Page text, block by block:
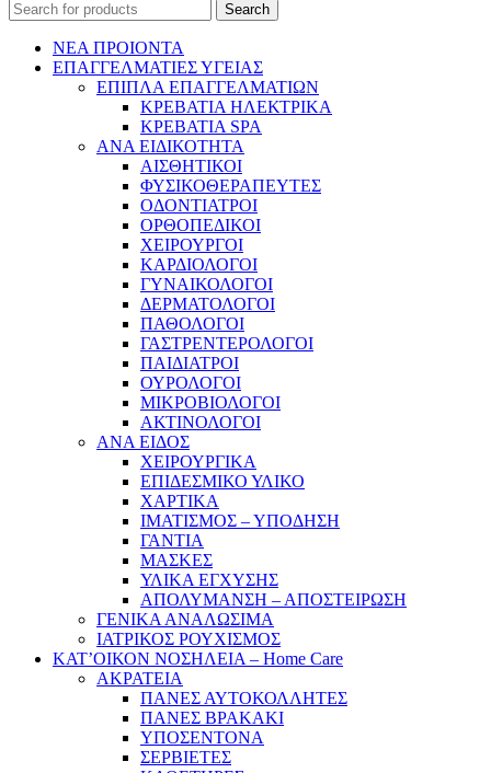
Search
ΝΕΑ ΠΡΟΙΟΝΤΑ
ΕΠΑΓΓΕΛΜΑΤΙΕΣ ΥΓΕΙΑΣ
ΕΠΙΠΛΑ ΕΠΑΓΓΕΛΜΑΤΙΩΝ
ΚΡΕΒΑΤΙΑ ΗΛΕΚΤΡΙΚΑ
ΚΡΕΒΑΤΙΑ SPA
ΑΝΑ ΕΙΔΙΚΟΤΗΤΑ
ΑΙΣΘΗΤΙΚΟΙ
ΦΥΣΙΚΟΘΕΡΑΠΕΥΤΕΣ
ΟΔΟΝΤΙΑΤΡΟΙ
ΟΡΘΟΠΕΔΙΚΟΙ
ΧΕΙΡΟΥΡΓΟΙ
ΚΑΡΔΙΟΛΟΓΟΙ
ΓΥΝΑΙΚΟΛΟΓΟΙ
ΔΕΡΜΑΤΟΛΟΓΟΙ
ΠΑΘΟΛΟΓΟΙ
ΓΑΣΤΡΕΝΤΕΡΟΛΟΓΟΙ
ΠΑΙΔΙΑΤΡΟΙ
ΟΥΡΟΛΟΓΟΙ
ΜΙΚΡΟΒΙΟΛΟΓΟΙ
ΑΚΤΙΝΟΛΟΓΟΙ
ΑΝΑ ΕΙΔΟΣ
ΧΕΙΡΟΥΡΓΙΚΑ
ΕΠΙΔΕΣΜΙΚΟ ΥΛΙΚΟ
ΧΑΡΤΙΚΑ
ΙΜΑΤΙΣΜΟΣ – ΥΠΟΔΗΣΗ
ΓΑΝΤΙΑ
ΜΑΣΚΕΣ
ΥΛΙΚΑ ΕΓΧΥΣΗΣ
ΑΠΟΛΥΜΑΝΣΗ – ΑΠΟΣΤΕΙΡΩΣΗ
ΓΕΝΙΚΑ ΑΝΑΛΩΣΙΜΑ
ΙΑΤΡΙΚΟΣ ΡΟΥΧΙΣΜΟΣ
ΚΑΤ’ΟΙΚΟΝ ΝΟΣΗΛΕΙΑ – Home Care
ΑΚΡΑΤΕΙΑ
ΠΑΝΕΣ ΑΥΤΟΚΟΛΛΗΤΕΣ
ΠΑΝΕΣ ΒΡΑΚΑΚΙ
ΥΠΟΣΕΝΤΟΝΑ
ΣΕΡΒΙΕΤΕΣ